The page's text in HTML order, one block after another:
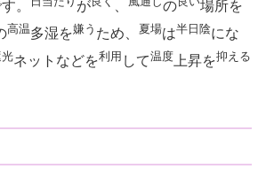
。 が の
場所を
高温多湿を嫌う ため、 夏場は半日陰にな
ネットなどを利用 して温度上昇を抑える